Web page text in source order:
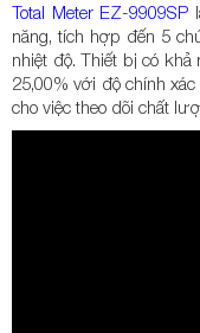
Total Meter EZ-9909SP
năng, tích hợp đến 5
nhiệt độ. Thiết bị có
25,00% với độ chính
cho việc theo dõi chất